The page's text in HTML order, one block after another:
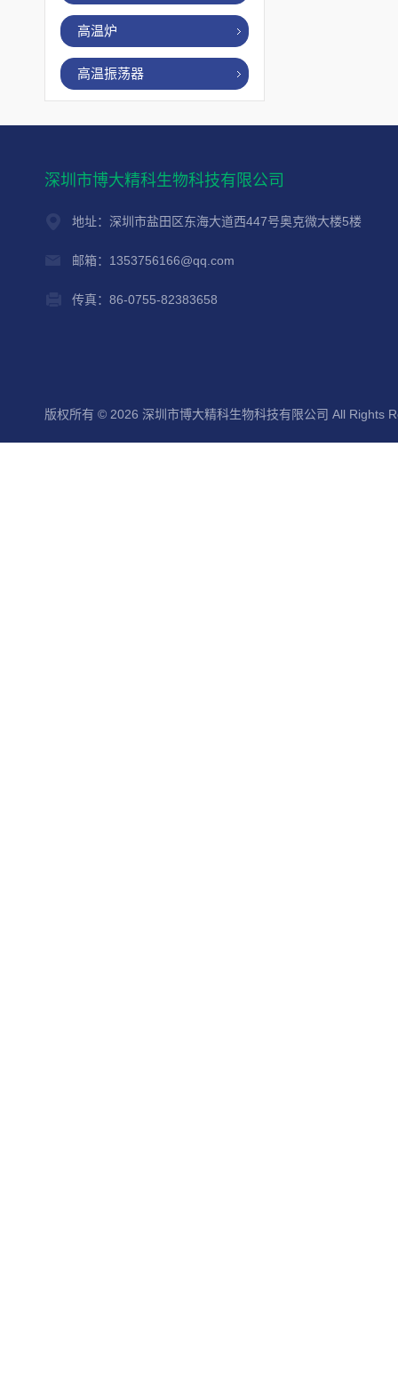
高温炉
高温振荡器
深圳市博大精科生物科技有限公司
地址：深圳市盐田区东海大道西447号奥克微大楼5楼
邮箱：1353756166@qq.com
传真：86-0755-82383658
版权所有 © 2026 深圳市博大精科生物科技有限公司 All Rights